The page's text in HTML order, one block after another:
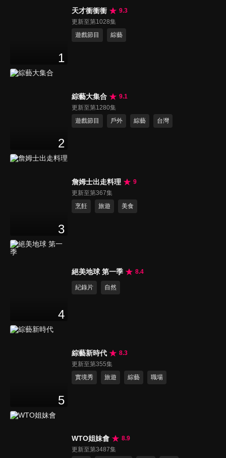
1
天才衝衝衝
9.3
更新至第1028集
遊戲節目
綜藝
2
綜藝大集合
9.1
更新至第1280集
遊戲節目
戶外 綜藝 台灣
3
詹姆士出走料理
9
更新至第367集
烹飪
旅遊 美食
4
絕美地球 第一季 8.4
紀錄片 自然
5
綜藝新時代
8.3
更新至第355集
實境秀
旅遊 綜藝 職場
WTO姐妹會
8.9
更新至第3487集